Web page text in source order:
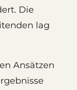
Die
lag
Ansätzen